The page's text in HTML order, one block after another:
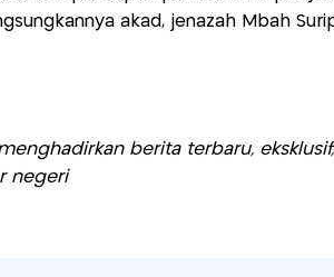
akad, jenazah Mbah
berita terbaru,
negeri